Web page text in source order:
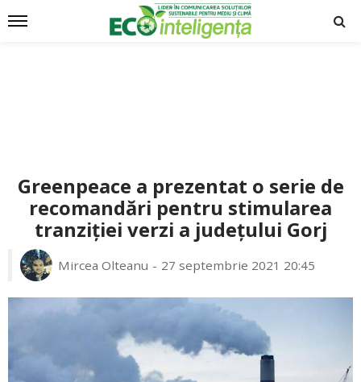
Greenpeace a prezentat o serie de
recomandări pentru stimularea
tranziției verzi a județului Gorj
Mircea Olteanu 27 septembrie 2021 20:45